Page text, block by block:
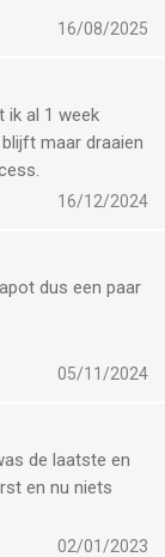
16/08/2025
ik al 1 week
maar draaien
16/12/2024
dus een paar
nieuwe inlog
ontvangen, als
op de
ben nu een
niet inloggen op
05/11/2024
de laatste en
en nu niets
is iedere keer
02/01/2023